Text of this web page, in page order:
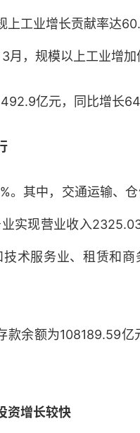
上工业增长贡献率达
，规模以上工业增
亿元，同比增长
。其中，交通运输、
实现营业收入
术服务业、租赁和
款余额为108189.59
资增长较快